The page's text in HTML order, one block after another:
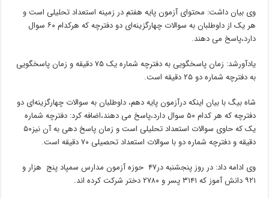
وی بیان داشت: محتوای آزمون پایه هفتم در زمینه استعداد تحلیلی است و
هر یک از داوطلبان به سوالات چهارگزینه‌ای دو دفترچه که هرکدام ۶۰ سوال
دارد،پاسخ می دهند.
یادآورشد: زمان پاسخگویی به دفترچه شماره یک ۷۵ دقیقه و زمان پاسخگویی
به دفترچه شماره دو ۲۵ دقیقه است.
شاه بیگ با بیان اینکه درآزمون پایه دهم، داوطلبان به سوالات چهارگزینه‌ای دو
دفترچه که هر کدام ۵۰ سوال دارد،پاسخ می دهند،اضافه کرد: دفترچه شماره
یک که حاوی سوالات استعداد تحلیلی است و زمان پاسخ دهی به آن نیز۵۰
دقیقه و دفترچه شماره دو با سوالات استعداد تحصیلی ۷۰ دقیقه است.
وی ادامه داد: در روز پنجشنبه در۴۷ حوزه آزمون مدارس سمپاد پنج هزار و
۹۲۱ دانش آموز که ۳۱۴۱ پسر و ۲۷۸۰ دختر شرکت کرده اند.